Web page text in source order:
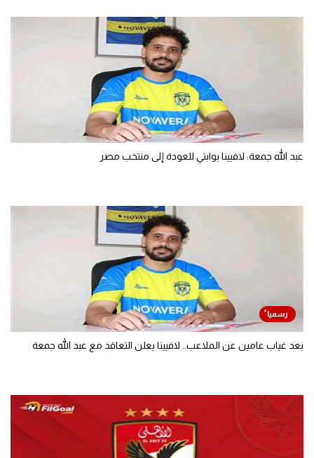
عبد الله جمعة: لافيينا بوابتي للعودة إلى منتخب مصر
بعد غياب عامين عن الملاعب.. لافيينا يعلن التعاقد مع عبد الله جمعة